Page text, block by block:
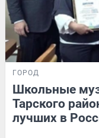
ГОРОД
Школьные
Тарского
лучших в